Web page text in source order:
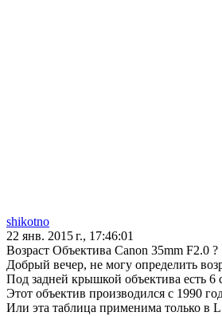
shikotno
22 янв. 2015 г., 17:46:01
Возраст Объектива Canon 35mm F2.0 ?
Добрый вечер, не могу определить
Под задней крышкой объектива есть 6
Этот объектив производился с 1990
Или эта таблица применима только в L